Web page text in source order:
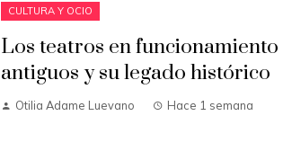
CULTURA Y OCIO
Los teatros en funcionamiento
antiguos y su legado histórico
Otilia Adame Luevano Hace 1 semana